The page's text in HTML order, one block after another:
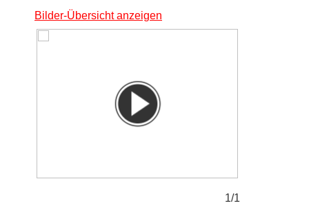
Bilder-Übersicht anzeigen
1/1